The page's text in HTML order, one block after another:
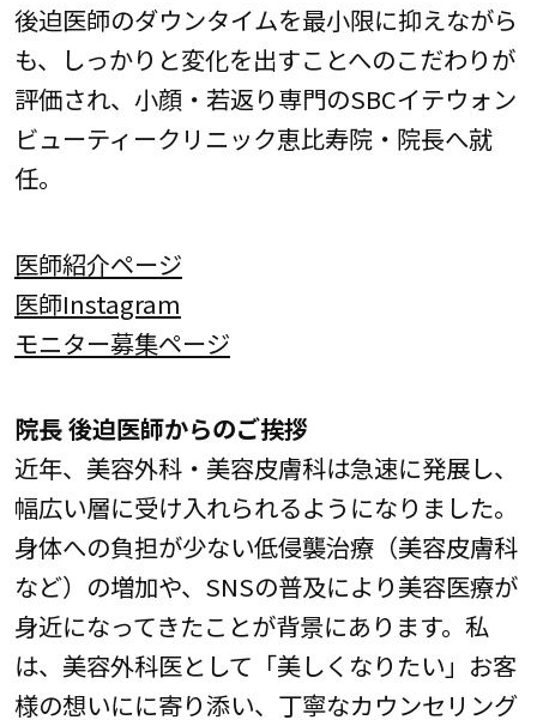
後迫医師のダウンタイムを最小限に抑えながら
も、しっかりと変化を出すことへのこだわりが
評価され、小顔・若返り専門のSBCイテウォン
ビューティークリニック恵比寿院・院長へ就
任。
医師紹介ページ
医師Instagram
モニター募集ページ
院長 後迫医師からのご挨拶
近年、美容外科・美容皮膚科は急速に発展し、
幅広い層に受け入れられるようになりました。
身体への負担が少ない低侵襲治療（美容皮膚科
など）の増加や、SNSの普及により美容医療が
身近になってきたことが背景にあります。私
は、美容外科医として「美しくなりたい」お客
様の想いにに寄り添い、丁寧なカウンセリング